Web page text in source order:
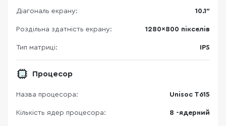
Діагональ екрану: 10.1"
Роздільна здатність екрану: 1280×800 пікселів
Тип матриці: IPS
Процесор
Назва процесора: Unisoc T615
Кількість ядер процесора: 8 -ядерний